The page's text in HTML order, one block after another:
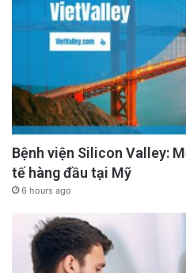
Bệnh viện Silicon Valley:
tế hàng đầu tại Mỹ
6 hours ago